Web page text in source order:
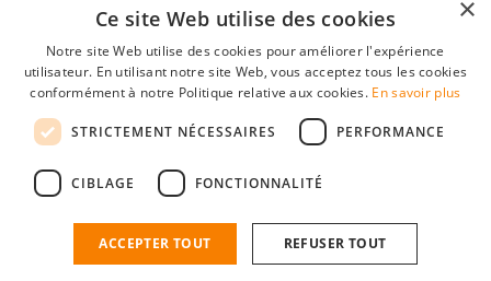
Mot de passe
se souvenir de moi
mot de passe oublié?
Profil Employeur gratuit
Vous pouvez vous connecter sur StudentJob si vous avez créé un
n'est plus qu'à quelques clics.
×
Ce site Web utilise des cookies
Notre site Web utilise des cookies pour améliorer l'expérience
utilisateur. En utilisant notre site Web, vous acceptez tous les cookies
conformément à notre Politique relative aux cookies. En savoir plus
STRICTEMENT NÉCESSAIRES PERFORMANCE
CIBLAGE FONCTIONNALITÉ
ACCEPTER TOUT REFUSER TOUT